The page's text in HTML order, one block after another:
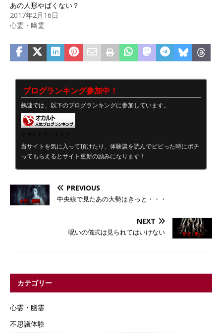
あの人形やばくない？
2017年2月16日
心霊・幽霊
ブログランキング参加中！
鵺速では、以下のブログランキングに参加しています。
当サイトを気に入って頂けたり、体験談を読んでビビった時にポチ
ってもらえるとサイト更新の励みになります！
PREVIOUS
中央線で見たあの大勢はきっと・・・
NEXT
呪いの儀式は見られてはいけない
カテゴリー
心霊・幽霊
不思議体験